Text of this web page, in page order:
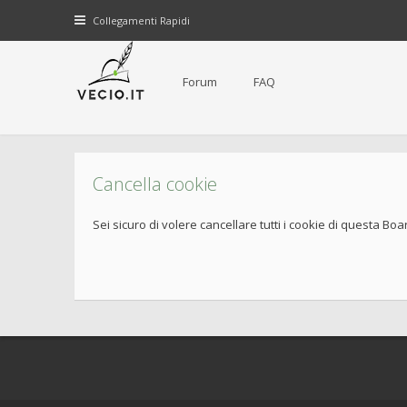
Collegamenti Rapidi
Forum FAQ
Cancella cookie
Sei sicuro di volere cancellare tutti i cookie di questa